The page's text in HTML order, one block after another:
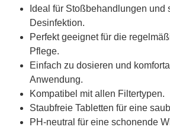
Ideal für Stoßbehandlungen und
Desinfektion.
Perfekt geeignet für die
Pflege.
Einfach zu dosieren und
Anwendung.
Kompatibel mit allen Filtertypen.
Staubfreie Tabletten für eine
PH-neutral für eine schonende